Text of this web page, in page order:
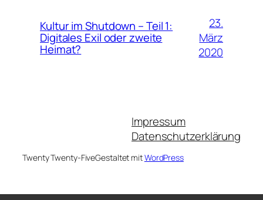
Kultur im Shutdown – Teil 1:
Digitales Exil oder zweite
Heimat?
23.
März
2020
Impressum
Datenschutzerklärung
Twenty Twenty-FiveGestaltet mitWordPress